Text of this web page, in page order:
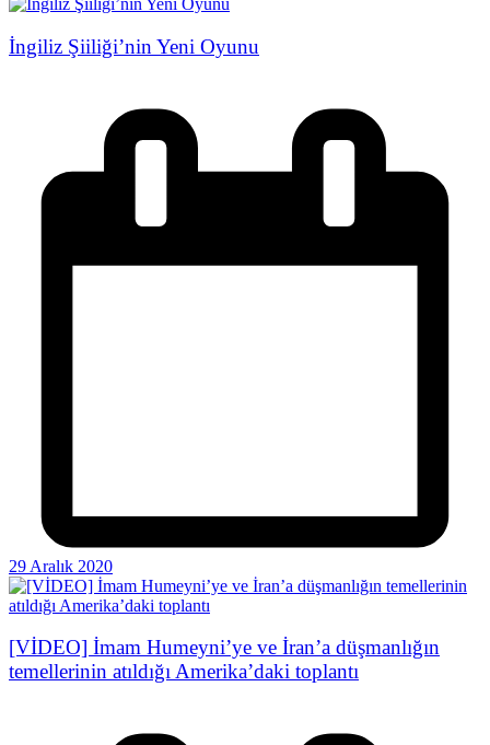
İngiliz Şiiliği’nin Yeni Oyunu
29 Aralık 2020
[VİDEO] İmam Humeyni’ye ve İran’a düşmanlığın
temellerinin atıldığı Amerika’daki toplantı